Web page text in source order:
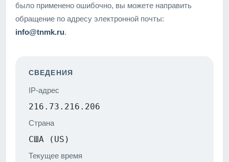
было применено ошибочно, вы можете направить
обращение по адресу электронной почты:
info@tnmk.ru.
СВЕДЕНИЯ
IP-адрес
216.73.216.206
Страна
США (US)
Текущее время